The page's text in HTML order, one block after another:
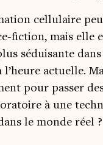
cel­lu­laire
fic­tion, mais elle
sédui­sante
actuelle.
pour pas­ser
à une
le monde réel ?